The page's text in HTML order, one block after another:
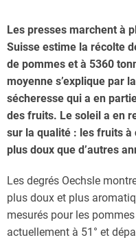
Les presses marchent à
Suisse estime la récolte
de pommes et à 5360
moyenne s’explique par
sécheresse qui a en
des fruits. Le soleil a en
sur la qualité : les fruits
plus doux que d’autres
Les degrés Oechsle
plus doux et plus
mesurés pour les
actuellement à 51° et